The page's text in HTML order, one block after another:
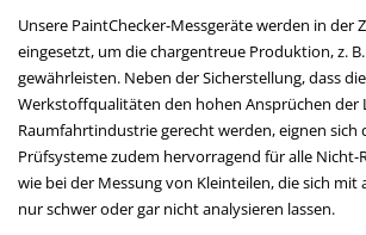
Unsere PaintChecker-Messgeräte werden in der
eingesetzt, um die chargentreue Produktion, z.
gewährleisten. Neben der Sicherstellung, dass
Werkstoffqualitäten den hohen Ansprüchen der
Raumfahrtindustrie gerecht werden, eignen sich
Prüfsysteme zudem hervorragend für alle Nicht-
wie bei der Messung von Kleinteilen, die sich mit
nur schwer oder gar nicht analysieren lassen.